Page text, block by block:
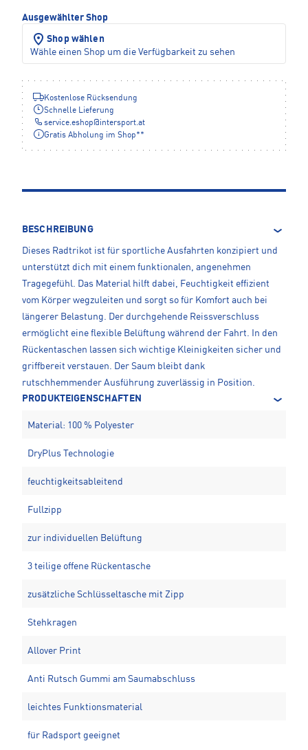
Ausgewählter Shop
Shop wählen
Wähle einen Shop um die Verfügbarkeit zu sehen
Kostenlose Rücksendung
Schnelle Lieferung
service.eshop@intersport.at
Gratis Abholung im Shop**
BESCHREIBUNG
Dieses Radtrikot ist für sportliche Ausfahrten konzipiert und
unterstützt dich mit einem funktionalen, angenehmen
Tragegefühl. Das Material hilft dabei, Feuchtigkeit effizient
vom Körper wegzuleiten und sorgt so für Komfort auch bei
längerer Belastung. Der durchgehende Reissverschluss
ermöglicht eine flexible Belüftung während der Fahrt. In den
Rückentaschen lassen sich wichtige Kleinigkeiten sicher und
griffbereit verstauen. Der Saum bleibt dank
rutschhemmender Ausführung zuverlässig in Position.
PRODUKTEIGENSCHAFTEN
Material: 100 % Polyester
DryPlus Technologie
feuchtigkeitsableitend
Fullzipp
zur individuellen Belüftung
3 teilige offene Rückentasche
zusätzliche Schlüsseltasche mit Zipp
Stehkragen
Allover Print
Anti Rutsch Gummi am Saumabschluss
leichtes Funktionsmaterial
für Radsport geeignet